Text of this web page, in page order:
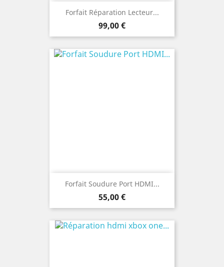
Forfait Réparation Lecteur...
Prix
99,00 €
Forfait Soudure Port HDMI...
Prix
55,00 €